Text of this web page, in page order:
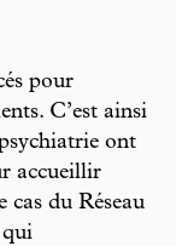
pour
C’est ainsi
ont
accueillir
cas du Réseau
qui